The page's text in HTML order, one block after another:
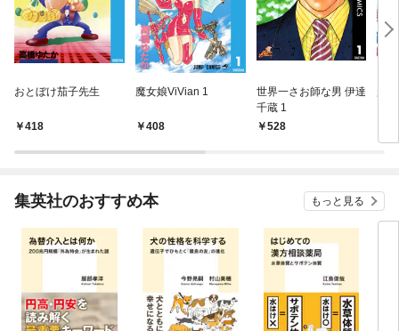
おとぼけ茄子先生
418
魔女娘ViVian 1
408
世界一さお師な男 伊達
千蔵 1
528
集英社のおすすめ本 もっと見る